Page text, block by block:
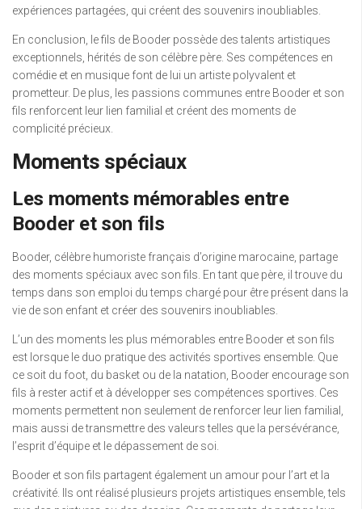
expériences partagées, qui créent des souvenirs inoubliables.
En conclusion, le fils de Booder possède des talents artistiques
exceptionnels, hérités de son célèbre père. Ses compétences en
comédie et en musique font de lui un artiste polyvalent et
prometteur. De plus, les passions communes entre Booder et son
fils renforcent leur lien familial et créent des moments de
complicité précieux.
Moments spéciaux
Les moments mémorables entre
Booder et son fils
Booder, célèbre humoriste français d’origine marocaine, partage
des moments spéciaux avec son fils. En tant que père, il trouve du
temps dans son emploi du temps chargé pour être présent dans la
vie de son enfant et créer des souvenirs inoubliables.
L’un des moments les plus mémorables entre Booder et son fils
est lorsque le duo pratique des activités sportives ensemble. Que
ce soit du foot, du basket ou de la natation, Booder encourage son
fils à rester actif et à développer ses compétences sportives. Ces
moments permettent non seulement de renforcer leur lien familial,
mais aussi de transmettre des valeurs telles que la persévérance,
l’esprit d’équipe et le dépassement de soi.
Booder et son fils partagent également un amour pour l’art et la
créativité. Ils ont réalisé plusieurs projets artistiques ensemble, tels